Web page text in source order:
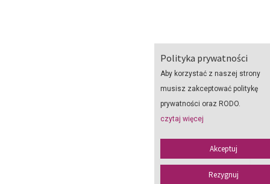
Polityka prywatności
Aby korzystać z naszej strony
musisz zakceptować politykę
prywatności oraz RODO.
czytaj więcej
Akceptuj
Rezygnuj